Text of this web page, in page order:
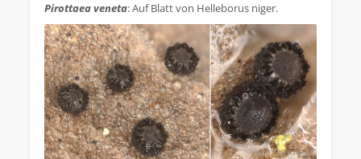
Pirottaea veneta: Auf Blatt von Helleborus niger.